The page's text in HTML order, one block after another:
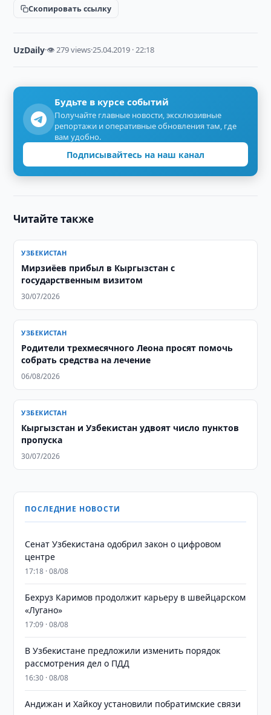
Скопировать ссылку
UzDaily·👁 279 views·25.04.2019 · 22:18
Будьте в курсе событий
Получайте главные новости, эксклюзивные
репортажи и оперативные обновления там, где
вам удобно.
Подписывайтесь на наш канал
Читайте также
УЗБЕКИСТАН
Мирзиёев прибыл в Кыргызстан с
государственным визитом
30/07/2026
УЗБЕКИСТАН
Родители трехмесячного Леона просят помочь
собрать средства на лечение
06/08/2026
УЗБЕКИСТАН
Кыргызстан и Узбекистан удвоят число пунктов
пропуска
30/07/2026
ПОСЛЕДНИЕ НОВОСТИ
Сенат Узбекистана одобрил закон о цифровом
центре
17:18 · 08/08
Бехруз Каримов продолжит карьеру в швейцарском
«Лугано»
17:09 · 08/08
В Узбекистане предложили изменить порядок
рассмотрения дел о ПДД
16:30 · 08/08
Андижан и Хайкоу установили побратимские связи